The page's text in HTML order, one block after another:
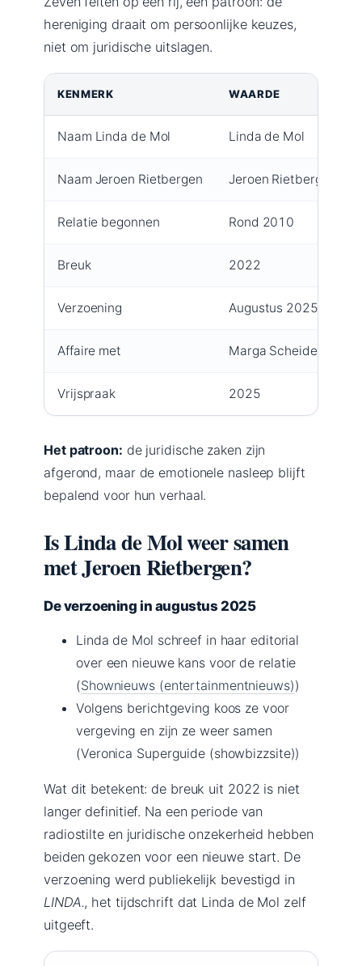
hereniging draait om persoonlijke keuzes,
niet om juridische uitslagen.
KENMERK WAARDE
Naam Linda de Mol Linda de Mol
Naam Jeroen Rietbergen Jeroen Rietbergen
Relatie begonnen Rond 2010
Breuk 2022
Verzoening Augustus 2025
Affaire met Marga Scheide
Vrijspraak 2025
Het patroon: de juridische zaken zijn
afgerond, maar de emotionele nasleep blijft
bepalend voor hun verhaal.
Is Linda de Mol weer samen
met Jeroen Rietbergen?
De verzoening in augustus 2025
Linda de Mol schreef in haar editorial
over een nieuwe kans voor de relatie
(Shownieuws (entertainmentnieuws))
Volgens berichtgeving koos ze voor
vergeving en zijn ze weer samen
(Veronica Superguide (showbizzsite))
Wat dit betekent: de breuk uit 2022 is niet
langer definitief. Na een periode van
radiostilte en juridische onzekerheid hebben
beiden gekozen voor een nieuwe start. De
verzoening werd publiekelijk bevestigd in
LINDA., het tijdschrift dat Linda de Mol zelf
uitgeeft.